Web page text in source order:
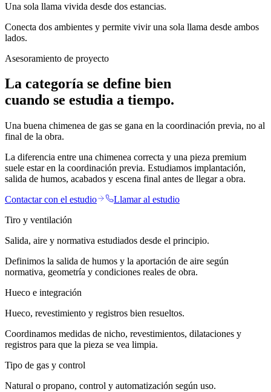
Una sola llama vivida desde dos estancias.
Conecta dos ambientes y permite vivir una sola llama desde ambos
lados.
Asesoramiento de proyecto
La categoría se define bien
cuando se estudia a tiempo.
Una buena chimenea de gas se gana en la coordinación previa, no al
final de la obra.
La diferencia entre una chimenea correcta y una pieza premium
suele estar en la coordinación previa. Estudiamos implantación,
salida de humos, acabados y escena final antes de llegar a obra.
Contactar con el estudio
Llamar al estudio
Tiro y ventilación
Salida, aire y normativa estudiados desde el principio.
Definimos la salida de humos y la aportación de aire según
normativa, geometría y condiciones reales de obra.
Hueco e integración
Hueco, revestimiento y registros bien resueltos.
Coordinamos medidas de nicho, revestimientos, dilataciones y
registros para que la pieza se vea limpia.
Tipo de gas y control
Natural o propano, control y automatización según uso.